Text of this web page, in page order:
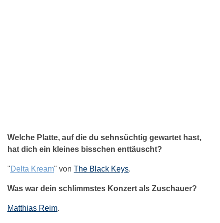
Welche Platte, auf die du sehnsüchtig gewartet hast,
hat dich ein kleines bisschen enttäuscht?
"Delta Kream" von The Black Keys.
Was war dein schlimmstes Konzert als Zuschauer?
Matthias Reim.